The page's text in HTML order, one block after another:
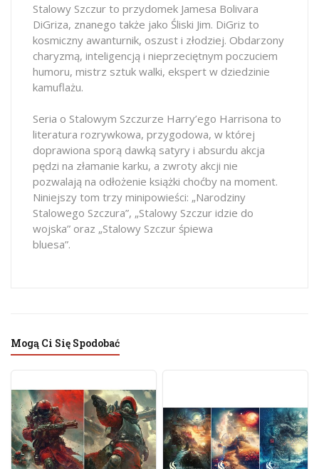
Stalowy Szczur to przydomek Jamesa Bolivara
DiGriza, znanego także jako Śliski Jim. DiGriz to
kosmiczny awanturnik, oszust i złodziej. Obdarzony
charyzmą, inteligencją i nieprzeciętnym poczuciem
humoru, mistrz sztuk walki, ekspert w dziedzinie
kamuflażu.
Seria o Stalowym Szczurze Harry’ego Harrisona to
literatura rozrywkowa, przygodowa, w której
doprawiona sporą dawką satyry i absurdu akcja
pędzi na złamanie karku, a zwroty akcji nie
pozwalają na odłożenie książki choćby na moment.
Niniejszy tom trzy minipowieści: „Narodziny
Stalowego Szczura”, „Stalowy Szczur idzie do
wojska” oraz „Stalowy Szczur śpiewa
bluesa”.
Mogą Ci Się Spodobać